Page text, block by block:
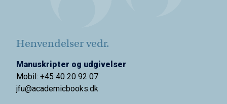
Henvendelser vedr.
Manuskripter og udgivelser
Mobil: +45 40 20 92 07
jfu@academicbooks.dk